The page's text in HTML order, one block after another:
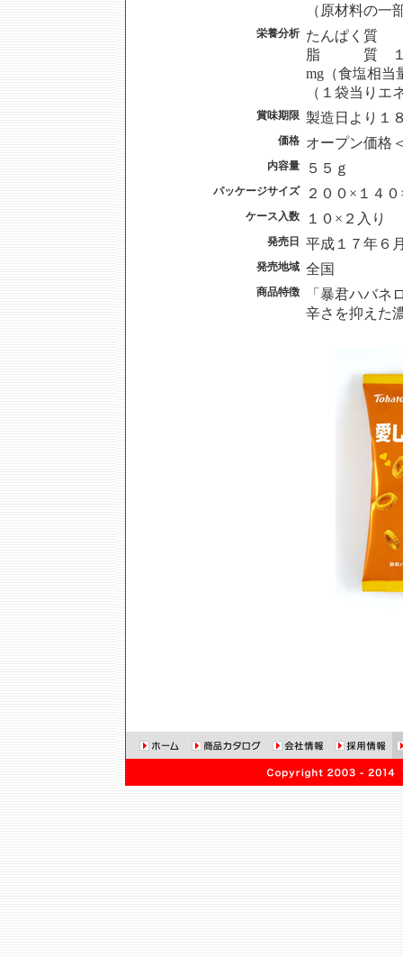
（原材料の一
栄養分析 たんぱく
脂 質 １７
mg（食塩相
（１袋当り
賞味期限 製造日より１
価格 オープン価格
内容量 ５５ｇ
パッケージサイズ ２００×１４
ケース入数 １０×２入り
発売日 平成１７年６
発売地域 全国
商品特徴
「暴君ハバネ
辛さを抑えた